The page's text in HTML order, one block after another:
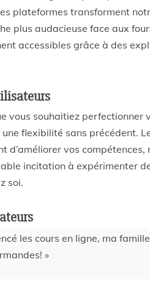
plateformes transforment
plus audacieuse face aux
accessibles grâce à des
vous souhaitiez
flexibilité sans précédent.
d’améliorer vos
incitation à expérimenter
soi.
les cours en ligne, ma
»